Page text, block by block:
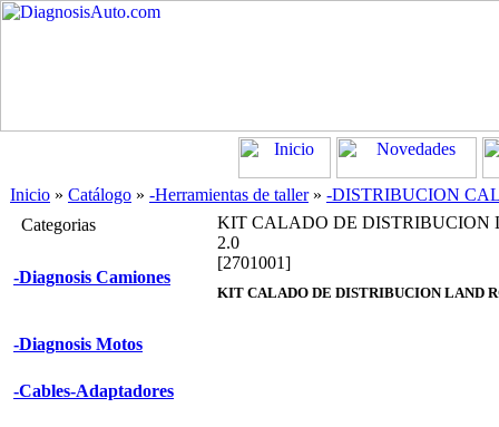
Inicio » Catálogo » -Herramientas de taller» -DISTRIBUCION
Categorias
-Diagnosis Camiones
-Diagnosis Motos
-Cables-Adaptadores
KIT CALADO DE DISTRIBUCION
2.0
[2701001]
KIT CALADO DE DISTRIBUCION LAND